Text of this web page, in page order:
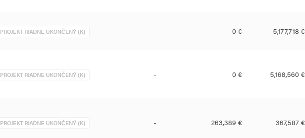
PROJEKT RIADNE UKONČENÝ (K) - 0 € 5,177,718 €
PROJEKT RIADNE UKONČENÝ (K) - 0 € 5,168,560 €
PROJEKT RIADNE UKONČENÝ (K) - 263,389 € 367,587 €